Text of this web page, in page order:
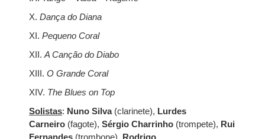
X. Dança do Diana
XI. Pequeno Coral
XII. A Canção do Diabo
XIII. O Grande Coral
XIV. The Blues on Top
Solistas: Nuno Silva(clarinete), Lurdes
Carneiro(fagote), Sérgio Charrinho(trompete), Rui
Fernandes(trombone), Rodrigo